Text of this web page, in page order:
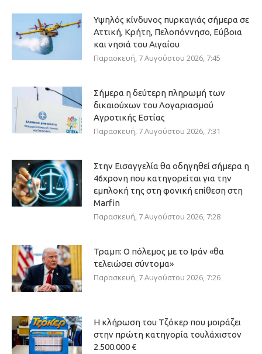
Υψηλός κίνδυνος πυρκαγιάς σήμερα σε
Αττική, Κρήτη, Πελοπόννησο, Εύβοια
και νησιά του Αιγαίου
Παρασκευή, 7 Αυγούστου 2026, 7:45
Σήμερα η δεύτερη πληρωμή των
δικαιούχων του Λογαριασμού
Αγροτικής Εστίας
Παρασκευή, 7 Αυγούστου 2026, 7:31
Στην Εισαγγελία θα οδηγηθεί σήμερα η
46χρονη που κατηγορείται για την
εμπλοκή της στη φονική επίθεση στη
Marfin
Παρασκευή, 7 Αυγούστου 2026, 7:28
Τραμπ: Ο πόλεμος με το Ιράν «θα
τελειώσει σύντομα»
Παρασκευή, 7 Αυγούστου 2026, 7:26
Η κλήρωση του Τζόκερ που μοιράζει
στην πρώτη κατηγορία τουλάχιστον
2.500.000 €